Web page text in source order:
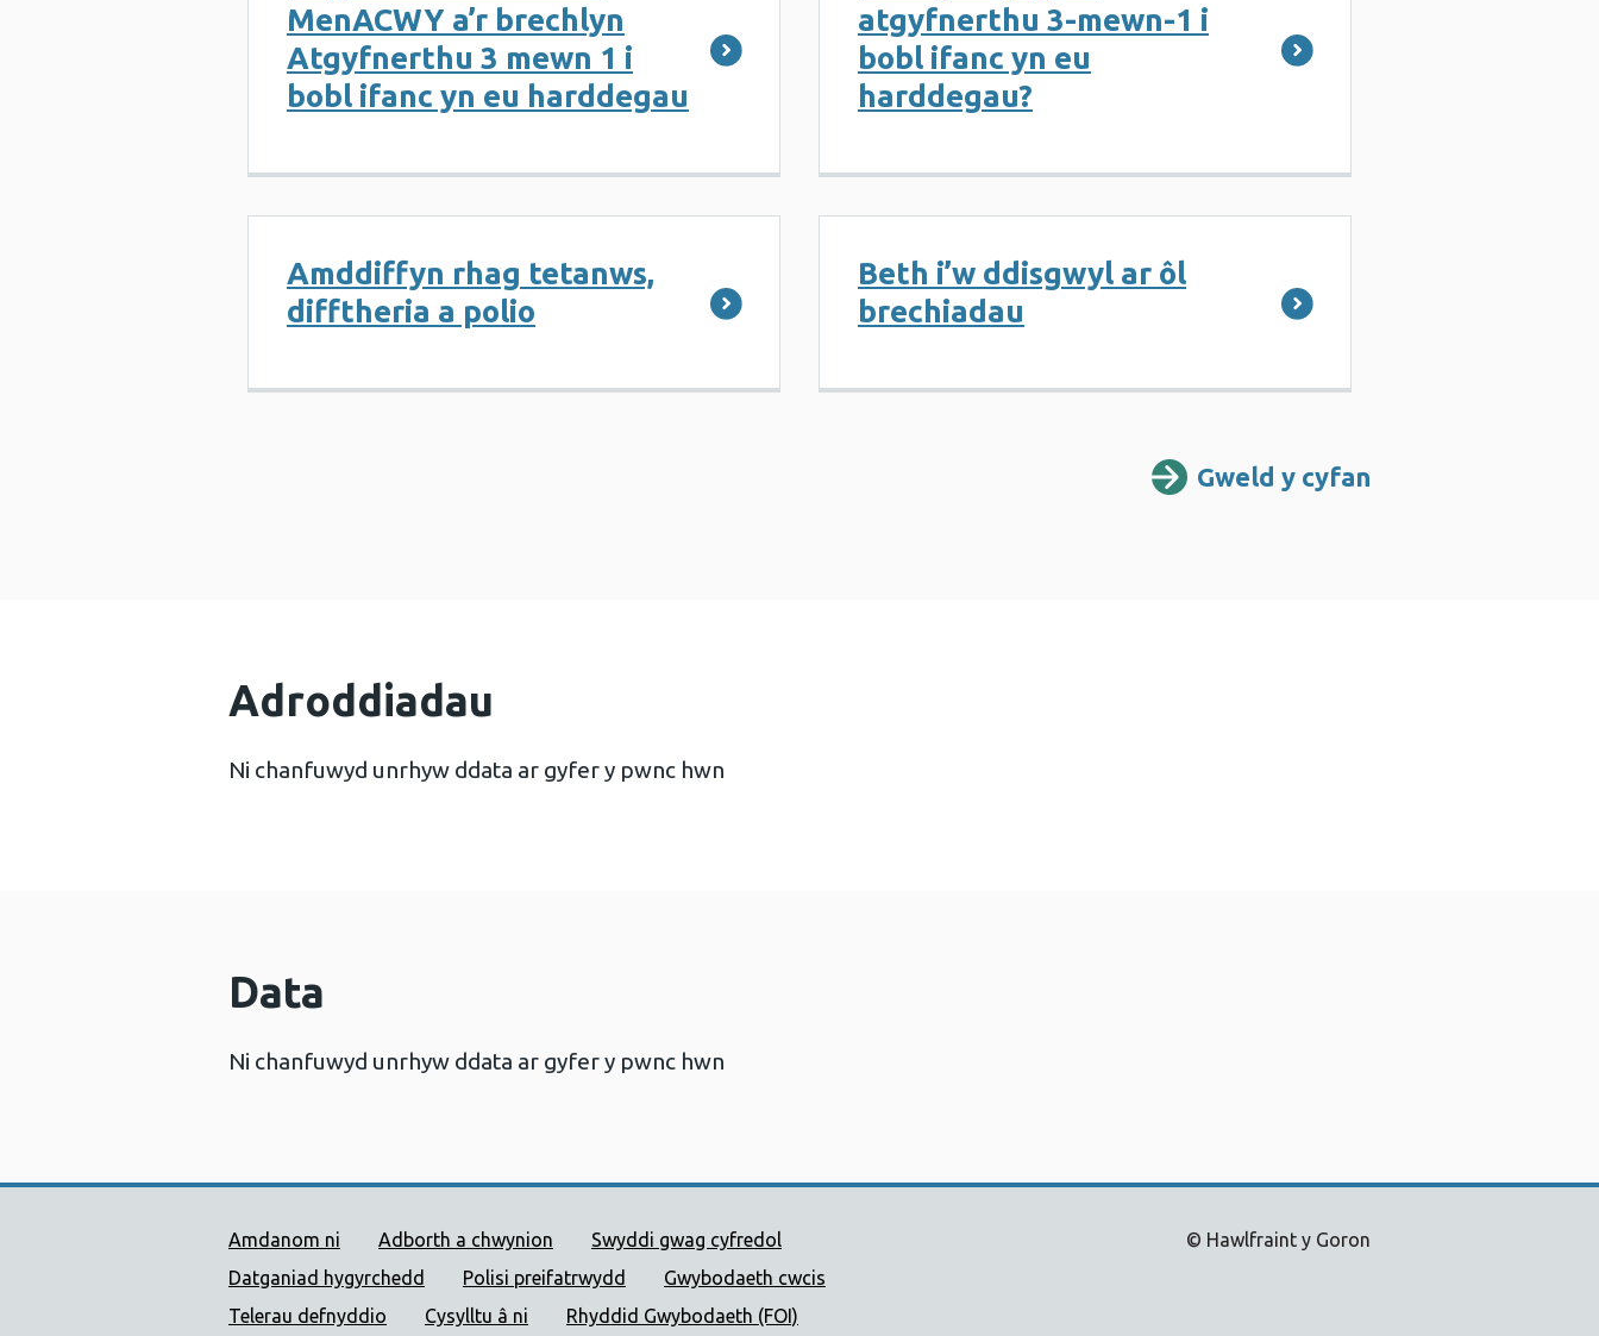
MenACWY a’r brechlyn
Atgyfnerthu 3 mewn 1 i
bobl ifanc yn eu harddegau
atgyfnerthu 3-mewn-1 i
bobl ifanc yn eu
harddegau?
Amddiffyn rhag tetanws,
difftheria a polio
Beth i’w ddisgwyl ar ôl
brechiadau
Gweld y cyfan
Adroddiadau
Ni chanfuwyd unrhyw ddata ar gyfer y pwnc hwn
Data
Ni chanfuwyd unrhyw ddata ar gyfer y pwnc hwn
Dolenni Cymorth Iechyd Cyhoeddus Cymru
Amdanom ni Adborth a chwynion
Swyddi gwag cyfredol
Datganiad hygyrchedd
Polisi preifatrwydd
Gwybodaeth cwcis
Telerau defnyddio
Cysylltu â ni Rhyddid Gwybodaeth (FOI)
© Hawlfraint y Goron